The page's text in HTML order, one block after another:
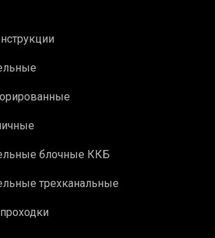
блочные ККБ
трехканальные